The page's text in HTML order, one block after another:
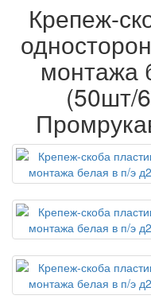
Крепеж-
монтажа
(50шт/